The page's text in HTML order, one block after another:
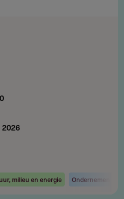
milieu en energie Ondernemen en